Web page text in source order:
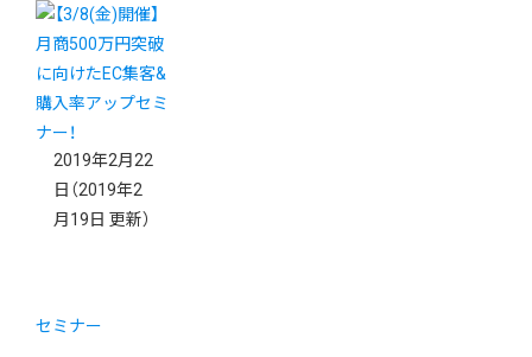
2019年2月22
日 （2019年2
月19日 更新）
セミナー